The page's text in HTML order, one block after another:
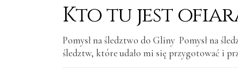
Kto tu jest
Pomysł na śledztwo do Gliny Pomysł na
śledztw, które udało mi się przygotować i